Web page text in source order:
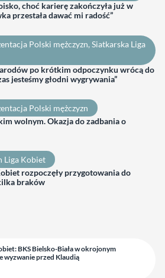
choć karierę zakończyła już w
przestała dawać mi radość”
Polski mężczyzn, Siatkarska Liga
po krótkim odpoczynku wrócą do
jesteśmy głodni wygrywania”
Polski mężczyzn
wolnym. Okazja do zadbania o
Liga Kobiet
rozpoczęły przygotowania do
braków
BKS Bielsko-Biała w okrojonym
wyzwanie przed Klaudią